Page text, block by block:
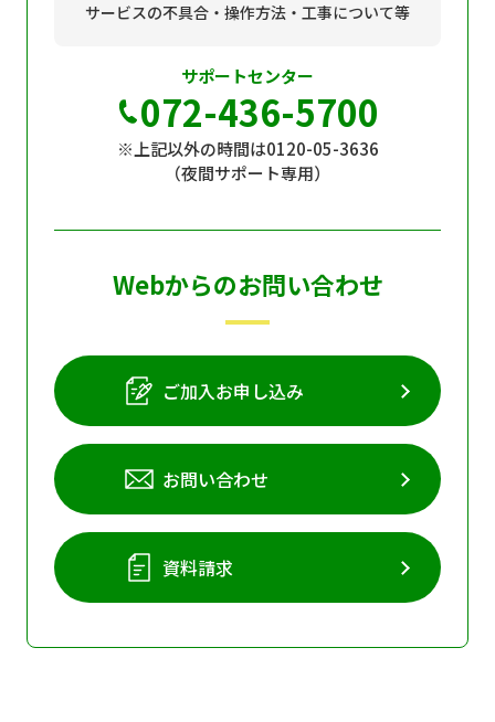
サービスの不具合・操作方法・工事について等
サポートセンター
072-436-5700
※上記以外の時間は0120-05-3636
（夜間サポート専用）
Webからのお問い合わせ
ご加入お申し込み
お問い合わせ
資料請求